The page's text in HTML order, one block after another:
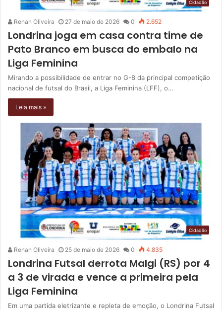
Cidadão
Renan Oliveira 27 de maio de 2026 0 2.652
Londrina joga em casa contra time de
Pato Branco em busca do embalo na
Liga Feminina
Mirando a possibilidade de entrar no G-8 da principal competição
nacional de futsal do Brasil, a Liga Feminina (LFF), o…
Leia mais »
Cidadão
Renan Oliveira 25 de maio de 2026 0 4.835
Londrina Futsal derrota Malgi (RS) por 4
a 3 de virada e vence a primeira pela
Liga Feminina
Em uma partida eletrizante e repleta de emoção, o Londrina Futsal